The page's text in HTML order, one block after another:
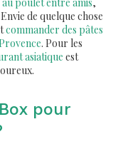
de quelque chose
commander des pâtes
. Pour les
asiatique est
pour